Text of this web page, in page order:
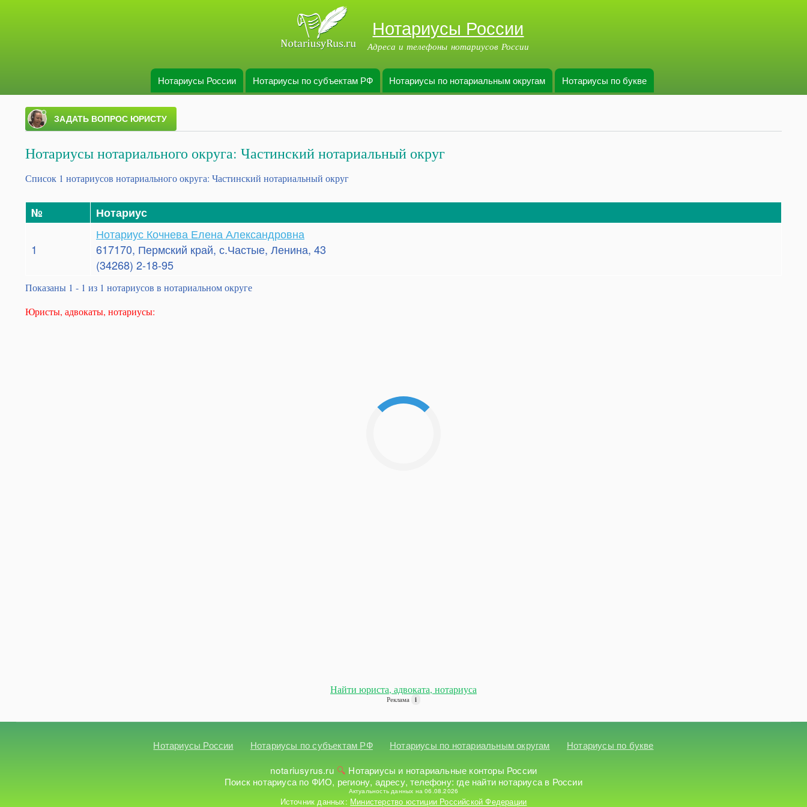
основному
содержанию
Нотариусы России
Адреса и телефоны нотариусов России
Нотариусы России Нотариусы по субъектам РФ Нотариусы по нотариальным округам Нотариусы по букве
Нотариусы нотариального округа: Частинский нотариальный округ
Список 1 нотариусов нотариального округа: Частинский нотариальный округ
№ Нотариус
1
Нотариус Кочнева Елена Александровна
617170, Пермский край, с.Частые, Ленина, 43
(34268) 2-18-95
Показаны 1 - 1 из 1 нотариусов в нотариальном округе
Юристы, адвокаты, нотариусы:
Найти юриста, адвоката, нотариуса
Реклама i
Нотариусы России Нотариусы по субъектам РФ Нотариусы по нотариальным округам
Нотариусы по букве
notariusyrus.ru
Нотариусы и нотариальные конторы России
Поиск нотариуса по ФИО, региону, адресу, телефону: где найти нотариуса в России
Актуальность данных на 06.08.2026
Источник данных: Министерство юстиции Российской Федерации